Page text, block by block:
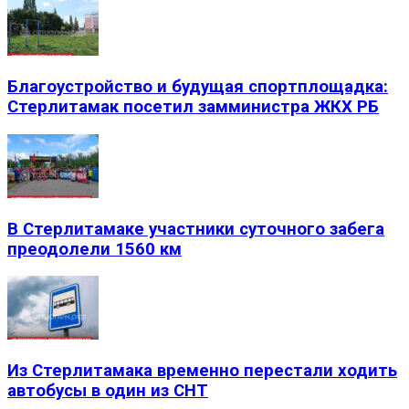
Благоустройство и будущая спортплощадка:
Стерлитамак посетил замминистра ЖКХ РБ
В Стерлитамаке участники суточного забега
преодолели 1560 км
Из Стерлитамака временно перестали ходить
автобусы в один из СНТ